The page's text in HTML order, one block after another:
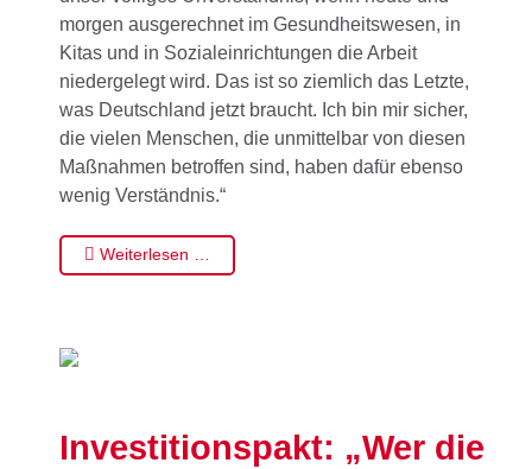
morgen ausgerechnet im Gesundheitswesen, in
Kitas und in Sozialeinrichtungen die Arbeit
niedergelegt wird. Das ist so ziemlich das Letzte,
was Deutschland jetzt braucht. Ich bin mir sicher,
die vielen Menschen, die unmittelbar von diesen
Maßnahmen betroffen sind, haben dafür ebenso
wenig Verständnis.“
Weiterlesen …
Investitionspakt: „Wer die